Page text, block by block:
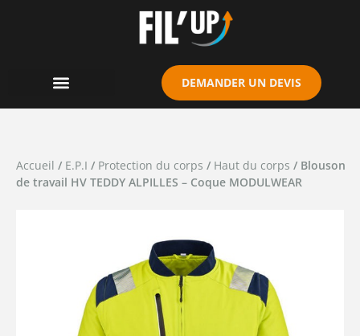
DEMANDER UN DEVIS
Accueil / E.P.I / Protection du corps / Haut du corps / Blouson
de travail HV TEDDY ALPILLES – Coque MODULWEAR
Cookies management panel